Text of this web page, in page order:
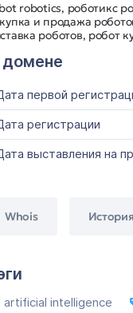
robotics, роботикс
и продажа
роботов, робот
первой
регистрации
выставления на
Whois
artificial intelligence